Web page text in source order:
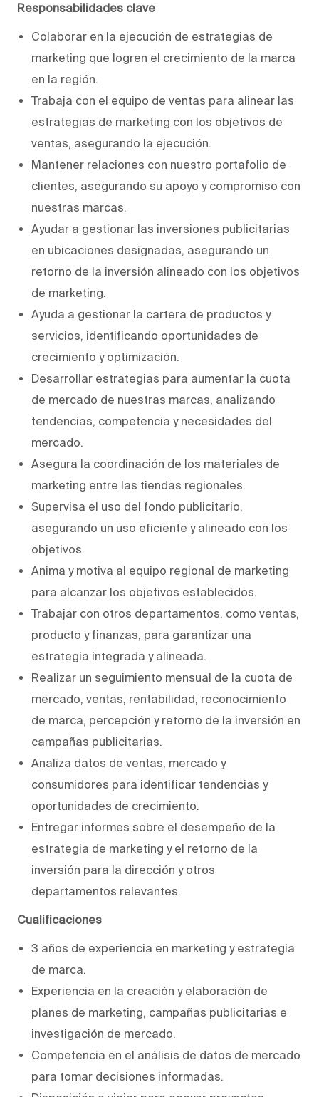
Responsabilidades clave
Colaborar en la ejecución de estrategias de
marketing que logren el crecimiento de la marca
en la región.
Trabaja con el equipo de ventas para alinear las
estrategias de marketing con los objetivos de
ventas, asegurando la ejecución.
Mantener relaciones con nuestro portafolio de
clientes, asegurando su apoyo y compromiso con
nuestras marcas.
Ayudar a gestionar las inversiones publicitarias
en ubicaciones designadas, asegurando un
retorno de la inversión alineado con los objetivos
de marketing.
Ayuda a gestionar la cartera de productos y
servicios, identificando oportunidades de
crecimiento y optimización.
Desarrollar estrategias para aumentar la cuota
de mercado de nuestras marcas, analizando
tendencias, competencia y necesidades del
mercado.
Asegura la coordinación de los materiales de
marketing entre las tiendas regionales.
Supervisa el uso del fondo publicitario,
asegurando un uso eficiente y alineado con los
objetivos.
Anima y motiva al equipo regional de marketing
para alcanzar los objetivos establecidos.
Trabajar con otros departamentos, como ventas,
producto y finanzas, para garantizar una
estrategia integrada y alineada.
Realizar un seguimiento mensual de la cuota de
mercado, ventas, rentabilidad, reconocimiento
de marca, percepción y retorno de la inversión en
campañas publicitarias.
Analiza datos de ventas, mercado y
consumidores para identificar tendencias y
oportunidades de crecimiento.
Entregar informes sobre el desempeño de la
estrategia de marketing y el retorno de la
inversión para la dirección y otros
departamentos relevantes.
Cualificaciones
3 años de experiencia en marketing y estrategia
de marca.
Experiencia en la creación y elaboración de
planes de marketing, campañas publicitarias e
investigación de mercado.
Competencia en el análisis de datos de mercado
para tomar decisiones informadas.